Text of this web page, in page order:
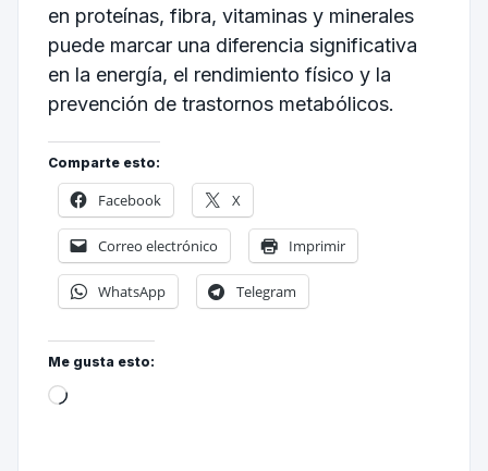
en proteínas, fibra, vitaminas y minerales
puede marcar una diferencia significativa
en la energía, el rendimiento físico y la
prevención de trastornos metabólicos.
Comparte esto:
Facebook X
Correo electrónico Imprimir
WhatsApp Telegram
Me gusta esto: